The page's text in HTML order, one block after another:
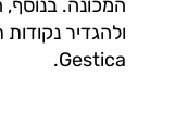
המכונה.
ולהגדיר
Gestica.